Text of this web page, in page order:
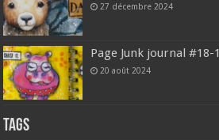
27 décembre 2024
Page Junk journal #18-1
20 août 2024
Tags